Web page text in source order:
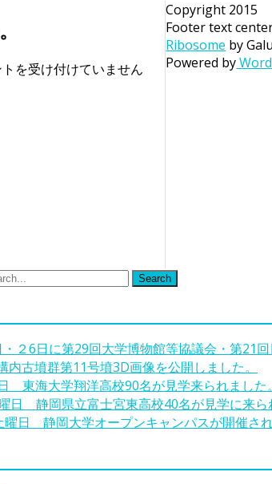
を受け付けていません
Search
・２6日に第29回大学博物館等協議会・第21
内古墳群第11号墳3D画像を公開しました。
東海大学翔洋高校90名が見学来られました。
日 静岡県立富士宮東高校40名が見学に来ら
曜日 静岡大学オープンキャンパスが開催され
Copyright 2015
Footer text
Ribosome by
Powered by